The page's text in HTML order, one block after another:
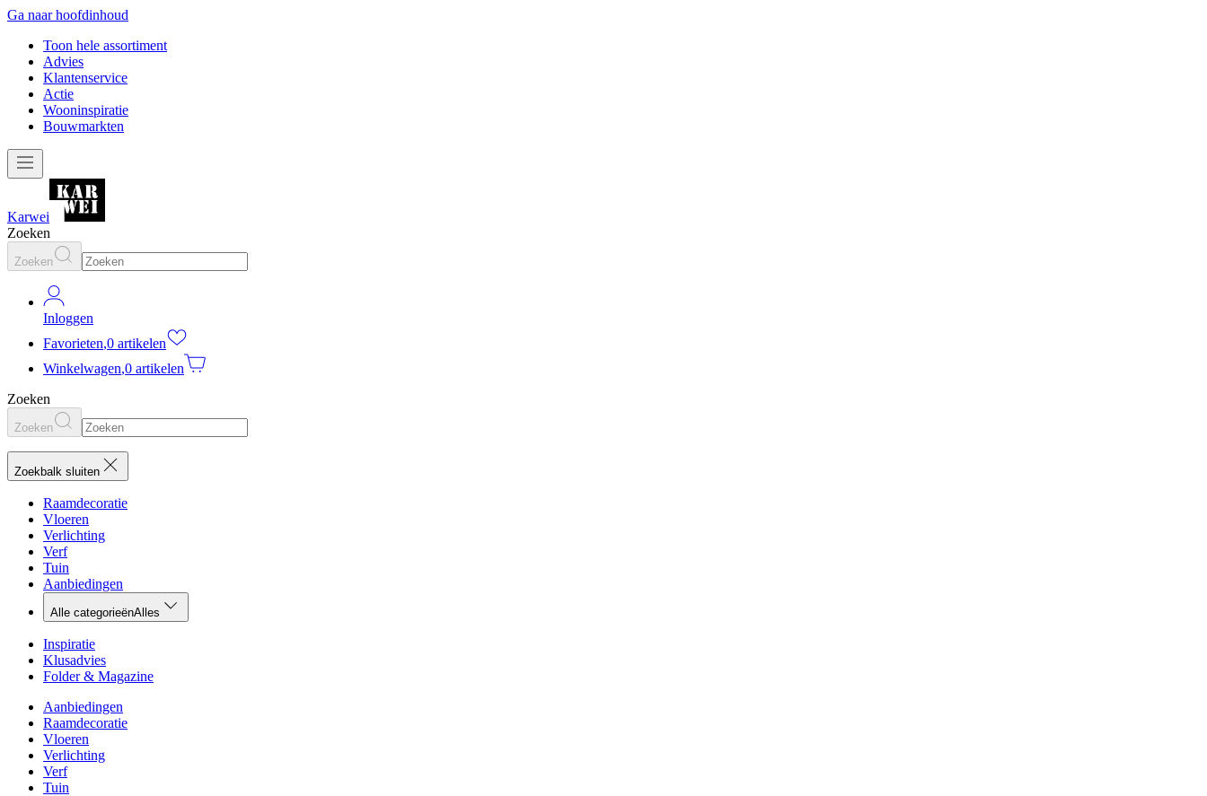
Ga naar hoofdinhoud
Toon hele assortiment
Advies
Klantenservice
Actie
Wooninspiratie
Bouwmarkten
Karwei
Zoeken
Zoeken
Inloggen
Favorieten,0 artikelen
Winkelwagen,0 artikelen
Zoeken
Zoeken
Zoekbalk sluiten
Raamdecoratie
Vloeren
Verlichting
Verf
Tuin
Aanbiedingen
Alle categorieënAlles
Inspiratie
Klusadvies
Folder & Magazine
Aanbiedingen
Raamdecoratie
Vloeren
Verlichting
Verf
Tuin